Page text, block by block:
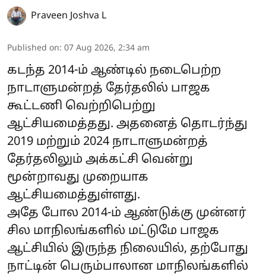
Praveen Joshva L
Published on: 07 Aug 2026, 2:34 am
கடந்த 2014-ம் ஆண்டில் நடைபெற்ற
நாடாளுமன்றத் தேர்தலில் பாஜக
கூட்டணி வெற்றிபெற்று
ஆட்சியமைத்தது. அதனைத் தொடர்ந்து
2019 மற்றும் 2024 நாடாளுமன்றத்
தேர்தலிலும் அக்கட்சி வென்று
மூன்றாவது முறையாக
ஆட்சியமைத்துள்ளது.
அதே போல 2014-ம் ஆண்டுக்கு முன்னர்
சில மாநிலங்களில் மட்டுமே பாஜக
ஆட்சியில் இருந்த நிலையில், தற்போது
நாட்டின் பெரும்பாலான மாநிலங்களில்